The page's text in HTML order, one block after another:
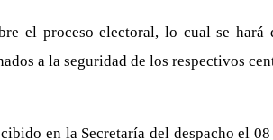
el proceso electoral, lo cual se
a la seguridad de los respectivos
en la Secretaría del despacho el